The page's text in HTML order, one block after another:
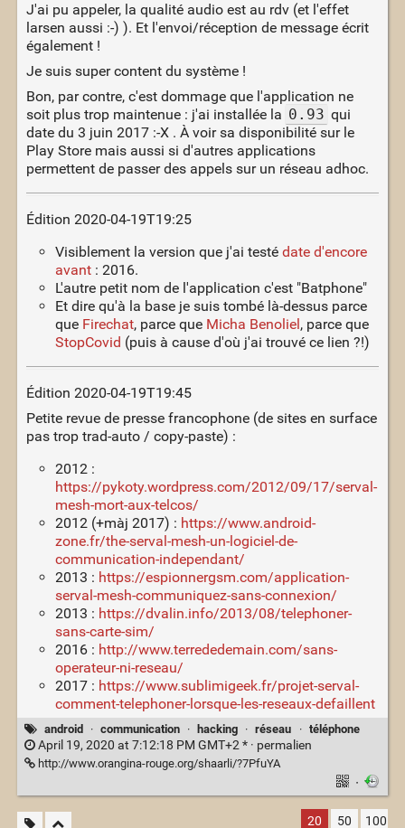
J'ai pu appeler, la qualité audio est au rdv (et l'effet
larsen aussi :-) ). Et l'envoi/réception de message écrit
également !
Je suis super content du système !
Bon, par contre, c'est dommage que l'application ne
soit plus trop maintenue : j'ai installée la 0.93 qui
date du 3 juin 2017 :-X . À voir sa disponibilité sur le
Play Store mais aussi si d'autres applications
permettent de passer des appels sur un réseau adhoc.
Édition 2020-04-19T19:25
Visiblement la version que j'ai testé date d'encore
avant: 2016.
L'autre petit nom de l'application c'est "Batphone"
Et dire qu'à la base je suis tombé là-dessus parce
que Firechat, parce que Micha Benoliel, parce que
StopCovid (puis à cause d'où j'ai trouvé ce lien ?!)
Édition 2020-04-19T19:45
Petite revue de presse francophone (de sites en surface
pas trop trad-auto / copy-paste) :
2012 :
https://pykoty.wordpress.com/2012/09/17/serval-
mesh-mort-aux-telcos/
2012 (+màj 2017) : https://www.android-
zone.fr/the-serval-mesh-un-logiciel-de-
communication-independant/
2013 : https://espionnergsm.com/application-
serval-mesh-communiquez-sans-connexion/
2013 : https://dvalin.info/2013/08/telephoner-
sans-carte-sim/
2016 : http://www.terrededemain.com/sans-
operateur-ni-reseau/
2017 : https://www.sublimigeek.fr/projet-serval-
comment-telephoner-lorsque-les-reseaux-defaillent
android · communication · hacking · réseau · téléphone
April 19, 2020 at 7:12:18 PM GMT+2 * · permalien
http://www.orangina-rouge.org/shaarli/?7PfuYA
·
20 50 100